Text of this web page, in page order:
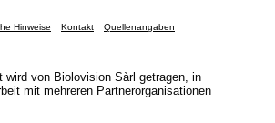
Hinweise Kontakt Quellenangaben
wird von Biolovision Sàrl getragen, in
mit mehreren Partnerorganisationen